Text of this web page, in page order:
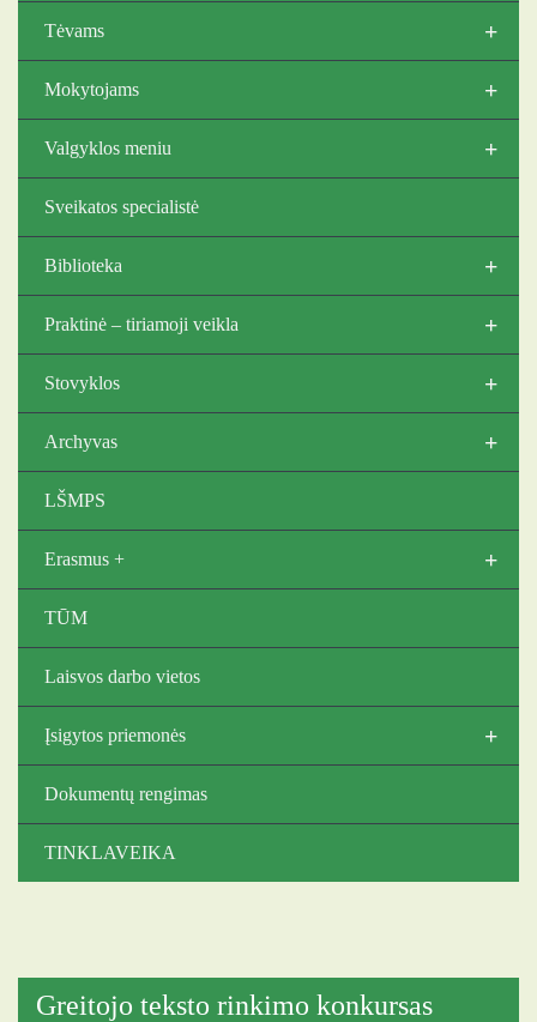
+
Tėvams
+
Mokytojams
+
Valgyklos meniu
Sveikatos specialistė
+
Biblioteka
+
Praktinė – tiriamoji veikla
+
Stovyklos
+
Archyvas
LŠMPS
+
Erasmus +
TŪM
Laisvos darbo vietos
+
Įsigytos priemonės
Dokumentų rengimas
TINKLAVEIKA
Greitojo teksto rinkimo konkursas